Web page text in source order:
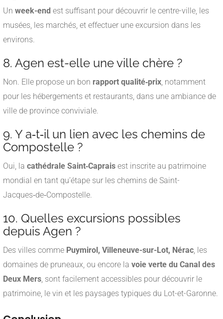
Un week-end est suffisant pour découvrir le centre-ville, les
musées, les marchés, et effectuer une excursion dans les
environs.
8. Agen est-elle une ville chère ?
Non. Elle propose un bon rapport qualité‑prix, notamment
pour les hébergements et restaurants, dans une ambiance de
ville de province conviviale.
9. Y a‑t‑il un lien avec les chemins de
Compostelle ?
Oui, la cathédrale Saint‑Caprais est inscrite au patrimoine
mondial en tant qu’étape sur les chemins de Saint-
Jacques‑de‑Compostelle.
10. Quelles excursions possibles
depuis Agen ?
Des villes comme Puymirol, Villeneuve-sur-Lot, Nérac, les
domaines de pruneaux, ou encore la voie verte du Canal des
Deux Mers, sont facilement accessibles pour découvrir le
patrimoine, le vin et les paysages typiques du Lot-et-Garonne.